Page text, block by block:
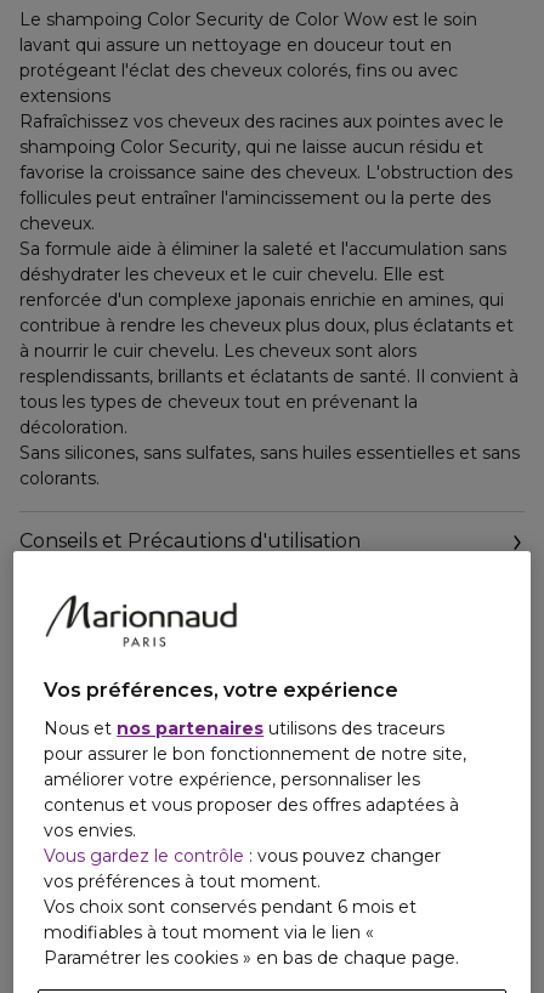
Le shampoing Color Security de Color Wow est le soin
lavant qui assure un nettoyage en douceur tout en
protégeant l'éclat des cheveux colorés, fins ou avec
extensions
Rafraîchissez vos cheveux des racines aux pointes avec le
shampoing Color Security, qui ne laisse aucun résidu et
favorise la croissance saine des cheveux. L'obstruction des
follicules peut entraîner l'amincissement ou la perte des
cheveux.
Sa formule aide à éliminer la saleté et l'accumulation sans
déshydrater les cheveux et le cuir chevelu. Elle est
renforcée d'un complexe japonais enrichie en amines, qui
contribue à rendre les cheveux plus doux, plus éclatants et
à nourrir le cuir chevelu. Les cheveux sont alors
resplendissants, brillants et éclatants de santé. Il convient à
tous les types de cheveux tout en prévenant la
décoloration.
Sans silicones, sans sulfates, sans huiles essentielles et sans
colorants.
Conseils et Précautions d'utilisation
Ingrédients
Vos préférences, votre expérience
Nous et nos partenaires utilisons des traceurs
pour assurer le bon fonctionnement de notre site,
améliorer votre expérience, personnaliser les
contenus et vous proposer des offres adaptées à
vos envies.
Vous gardez le contrôle : vous pouvez changer
vos préférences à tout moment.
Vos choix sont conservés pendant 6 mois et
modifiables à tout moment via le lien «
Paramétrer les cookies » en bas de chaque page.